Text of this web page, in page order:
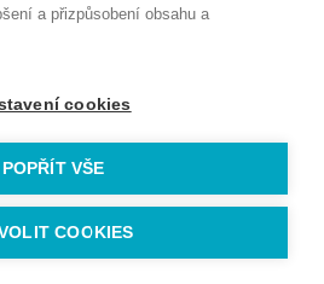
2026 | Webdesign byDesignBeat
a přizpůsobení obsahu a
cookies
POPŘÍT VŠE
COOKIES